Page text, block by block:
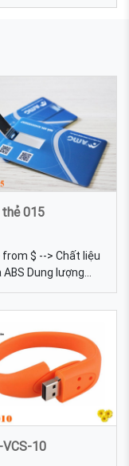
thẻ 015
from $ --> Chất liệu
ABS Dung lượng
16gb, 32gb,
Màu sắc Đa
được tự chọn màu
VCS-10